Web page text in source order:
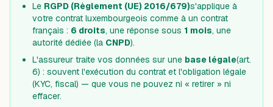
Le RGPD (Règlement (UE) 2016/679)s'applique à
votre contrat luxembourgeois comme à un contrat
français : 6 droits, une réponse sous 1 mois, une
autorité dédiée (la CNPD).
L'assureur traite vos données sur une base légale(art.
6) : souvent l'exécution du contrat et l'obligation légale
(KYC, fiscal) — que vous ne pouvez ni « retirer » ni
effacer.